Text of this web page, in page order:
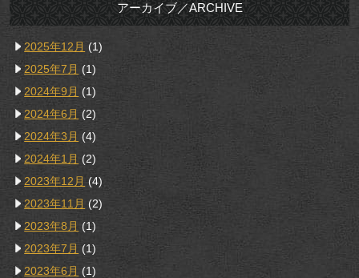
アーカイブ／ARCHIVE
2025年12月 (1)
2025年7月 (1)
2024年9月 (1)
2024年6月 (2)
2024年3月 (4)
2024年1月 (2)
2023年12月 (4)
2023年11月 (2)
2023年8月 (1)
2023年7月 (1)
2023年6月 (1)